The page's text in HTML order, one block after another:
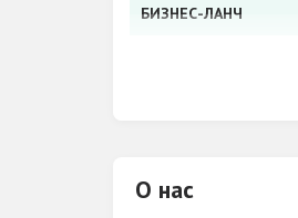
О нас
БИЗНЕС-ЛАНЧ
ДОПОЛНИТЕЛЬНО